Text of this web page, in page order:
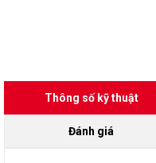
Thông số kỹ thuật
Đánh giá